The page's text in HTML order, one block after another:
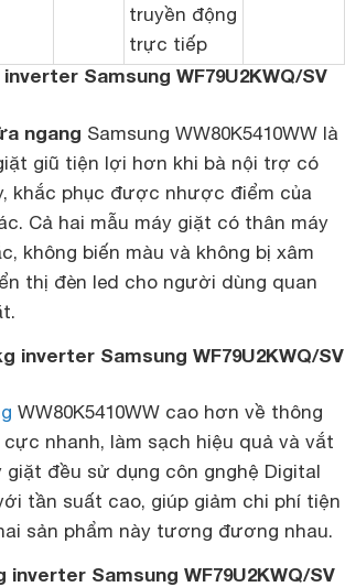
truyền động
trực tiếp
Samsung WF79U2KWQ/SV
ngang Samsung WW80K5410WW là
giũ tiện lợi hơn khi bà nội trợ có
khắc phục được nhược điểm của
Cả hai mẫu máy giặt có thân máy
không biến màu và không bị xâm
thị đèn led cho người dùng quan
inverter Samsung WF79U2KWQ/SV
WW80K5410WW cao hơn về thông
nhanh, làm sạch hiệu quả và vắt
giặt đều sử dụng côn gnghệ Digital
tần suất cao, giúp giảm chi phí tiện
sản phẩm này tương đương nhau.
Samsung WF79U2KWQ/SV